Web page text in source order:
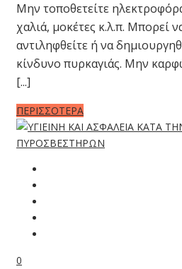
Μην τοποθετείτε
χαλιά, μοκέτες κ.λ.π. Μπορεί
αντιληφθείτε ή να
κίνδυνο πυρκαγιάς. Μην
[...]
ΠΕΡΙΣΣΟΤΕΡΑ
0